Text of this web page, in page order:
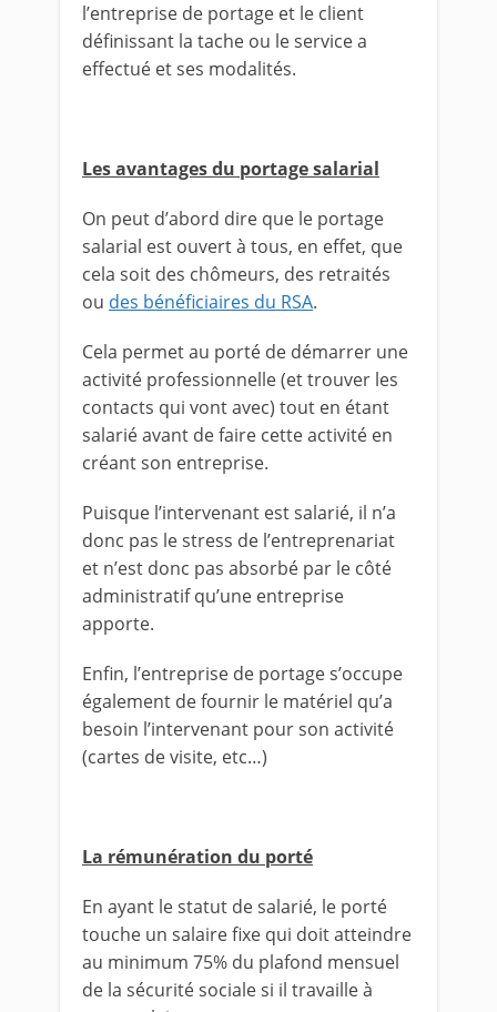
l’entreprise de portage et le client
définissant la tache ou le service a
effectué et ses modalités.
Les avantages du portage salarial
On peut d’abord dire que le portage
salarial est ouvert à tous, en effet, que
cela soit des chômeurs, des retraités
ou des bénéficiaires du RSA.
Cela permet au porté de démarrer une
activité professionnelle (et trouver les
contacts qui vont avec) tout en étant
salarié avant de faire cette activité en
créant son entreprise.
Puisque l’intervenant est salarié, il n’a
donc pas le stress de l’entreprenariat
et n’est donc pas absorbé par le côté
administratif qu’une entreprise
apporte.
Enfin, l’entreprise de portage s’occupe
également de fournir le matériel qu’a
besoin l’intervenant pour son activité
(cartes de visite, etc…)
La rémunération du porté
En ayant le statut de salarié, le porté
touche un salaire fixe qui doit atteindre
au minimum 75% du plafond mensuel
de la sécurité sociale si il travaille à